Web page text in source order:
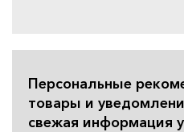
Персональные
товары и
свежая информация